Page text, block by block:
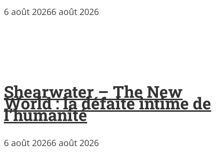
6 août 20266 août 2026
Shearwater – The New
World : la défaite intime de
l’humanité
6 août 20266 août 2026